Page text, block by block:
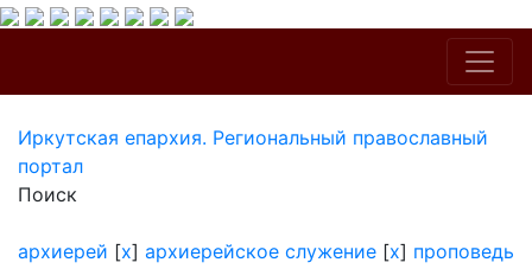
Иркутская епархия. Региональный православный
портал
Поиск
архиерей [x] архиерейское служение [x] проповедь